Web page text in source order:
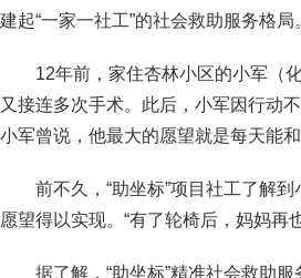
建起“一家一社工”的社会救助服务格局
12年前，家住杏林小区的小军（
又接连多次手术。此后，小军因行动
小军曾说，他最大的愿望就是每天能
前不久，“助坐标”项目社工了解
愿望得以实现。“有了轮椅后，妈妈再
据了解，“助坐标”精准社会救助